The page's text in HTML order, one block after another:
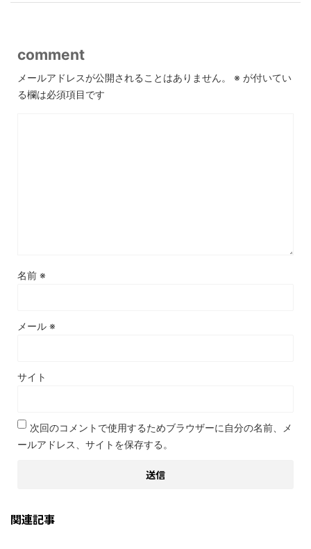
comment
メールアドレスが公開されることはありません。 ※ が付いてい
る欄は必須項目です
名前 ※
メール ※
サイト
次回のコメントで使用するためブラウザーに自分の名前、メ
ールアドレス、サイトを保存する。
関連記事